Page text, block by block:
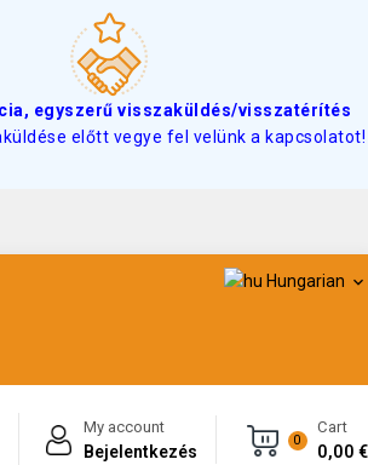
egyszerű visszaküldés/visszatérítés
előtt vegye fel velünk a kapcsolatot!
Hungarian 
0
Cart
0,00 €
My account
Bejelentkezés